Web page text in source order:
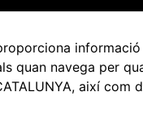
informació
quan navega per
així com